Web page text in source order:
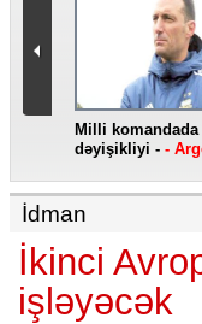
Milli
dəyişikliyi - -
İdman
İkinci
işləyəcək